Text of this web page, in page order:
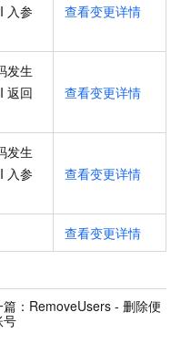
入参
查看变更详情
发生
返回
查看变更详情
发生
入参
查看变更详情
查看变更详情
： RemoveUsers - 删除便
号